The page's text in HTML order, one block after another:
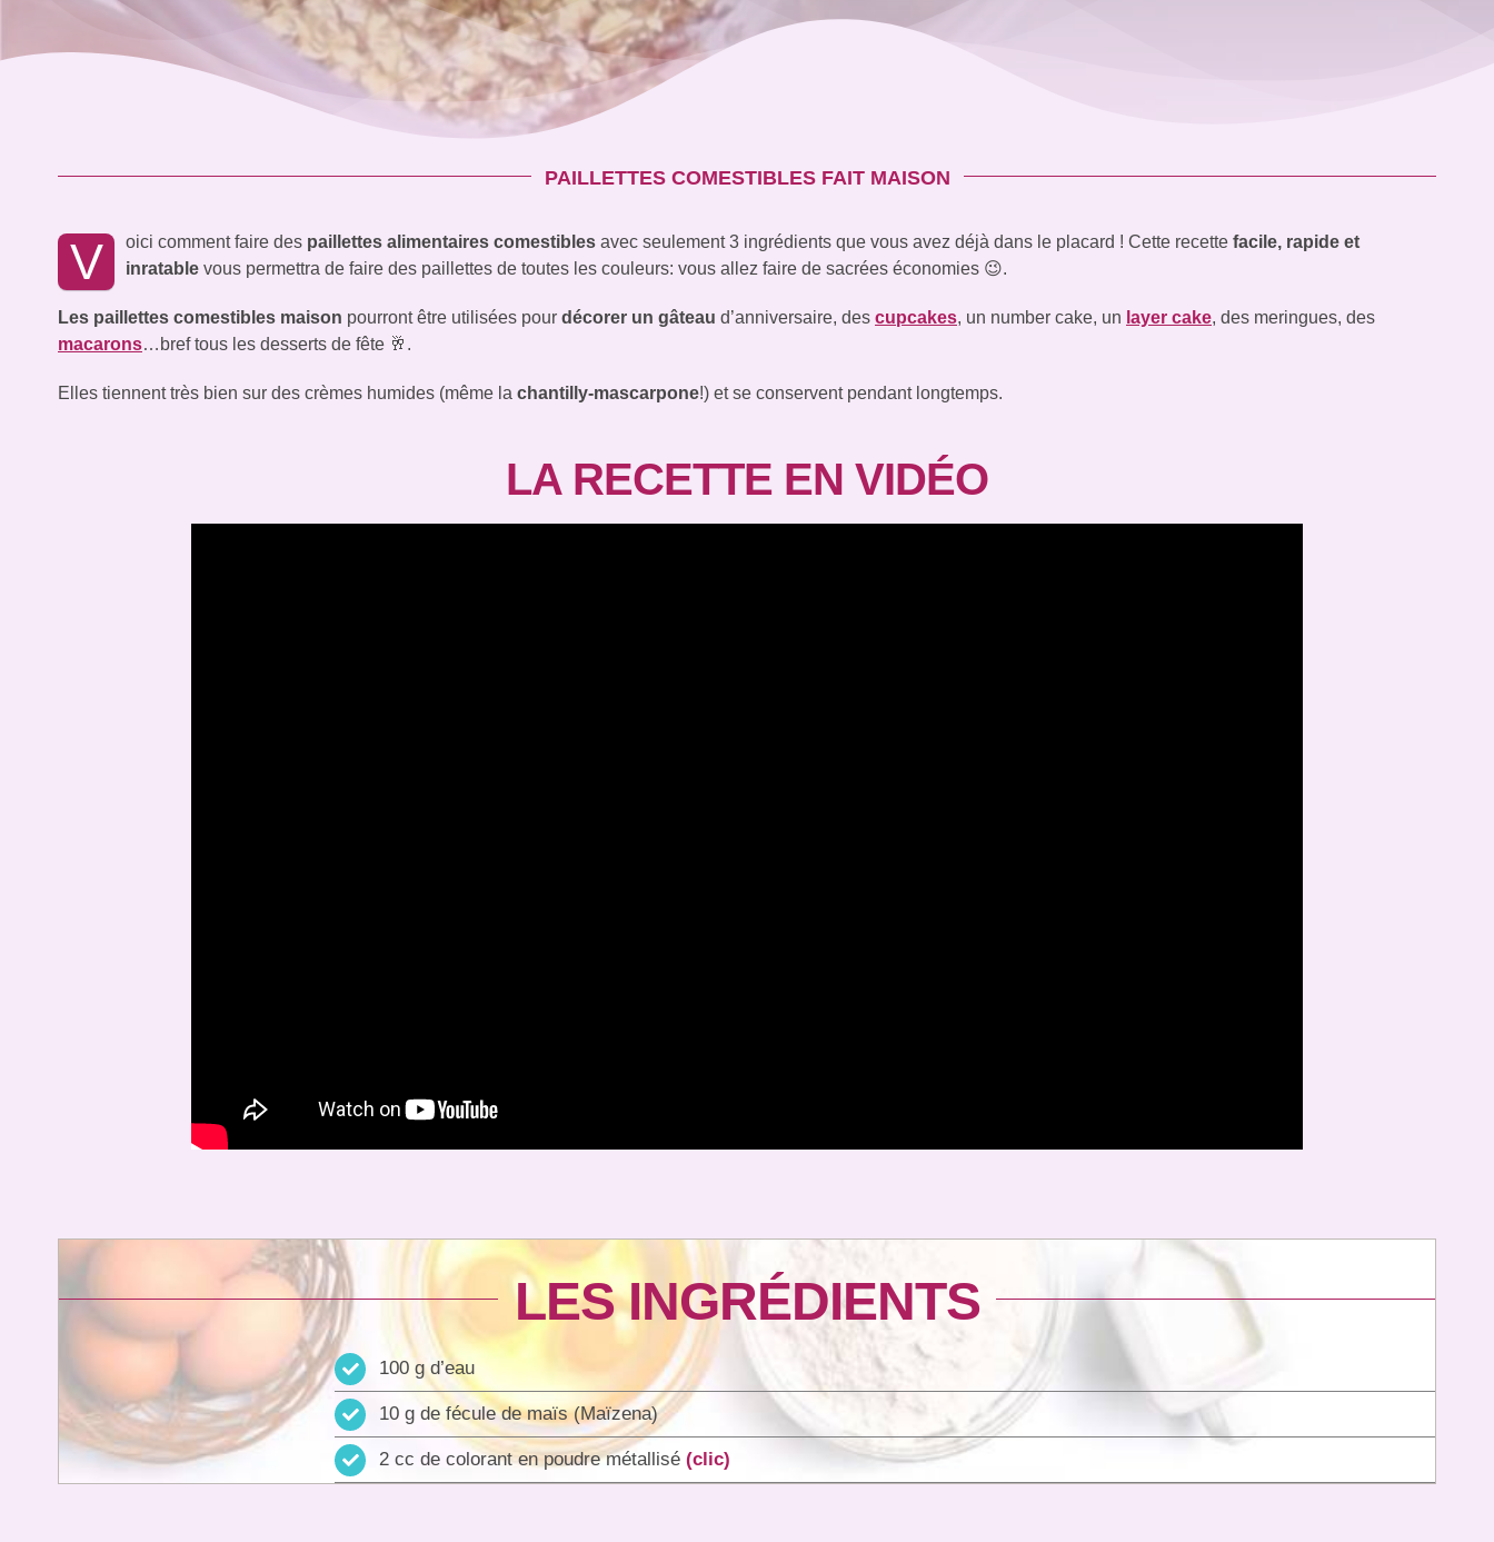
PAILLETTES COMESTIBLES FAIT MAISON
V oici comment faire des paillettes alimentaires comestibles avec seulement 3 ingrédients que vous avez déjà dans le placard ! Cette recette facile, rapide et
inratable vous permettra de faire des paillettes de toutes les couleurs: vous allez faire de sacrées économies 😉.
Les paillettes comestibles maison pourront être utilisées pour décorer un gâteau d’anniversaire, des cupcakes, un number cake, un layer cake, des meringues, des
macarons…bref tous les desserts de fête 🥂.
Elles tiennent très bien sur des crèmes humides (même la chantilly-mascarpone!) et se conservent pendant longtemps.
LA RECETTE EN VIDÉO
LES INGRÉDIENTS
100 g d’eau
10 g de fécule de maïs (Maïzena)
2 cc de colorant en poudre métallisé(clic)